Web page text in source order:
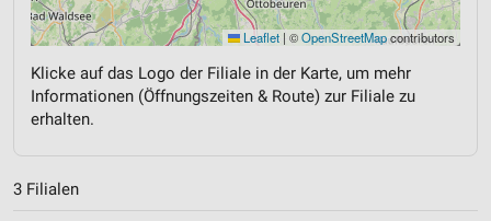
Leaflet | ©OpenStreetMapcontributors
Klicke auf das Logo der Filiale in der Karte, um mehr
Informationen (Öffnungszeiten & Route) zur Filiale zu
erhalten.
3 Filialen